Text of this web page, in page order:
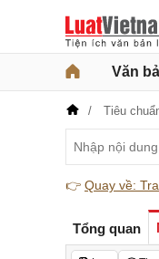
Văn
Tiêu
👉 Quay về:
Tổng quan